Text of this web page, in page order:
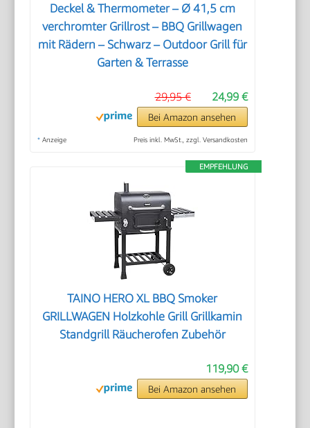
Deckel & Thermometer – Ø 41,5 cm
verchromter Grillrost – BBQ Grillwagen
mit Rädern – Schwarz – Outdoor Grill für
Garten & Terrasse
24,99 €
29,95 €
Bei Amazon ansehen
* Anzeige Preis inkl. MwSt., zzgl. Versandkosten
EMPFEHLUNG
TAINO HERO XL BBQ Smoker
GRILLWAGEN Holzkohle Grill Grillkamin
Standgrill Räucherofen Zubehör
119,90 €
Bei Amazon ansehen